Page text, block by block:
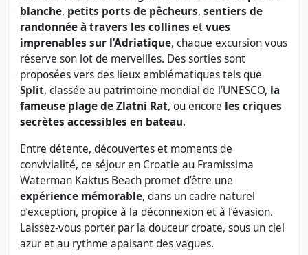
blanche, petits ports de pêcheurs, sentiers de
randonnée à travers les collines etvues
imprenables sur l’Adriatique, chaque excursion vous
réserve son lot de merveilles. Des sorties sont
proposées vers des lieux emblématiques tels que
Split, classée au patrimoine mondial de l’UNESCO, la
fameuse plage de Zlatni Rat, ou encore les criques
secrètes accessibles en bateau.
Entre détente, découvertes et moments de
convivialité, ce séjour en Croatie au Framissima
Waterman Kaktus Beach promet d’être une
expérience mémorable, dans un cadre naturel
d’exception, propice à la déconnexion et à l’évasion.
Laissez-vous porter par la douceur croate, sous un ciel
azur et au rythme apaisant des vagues.